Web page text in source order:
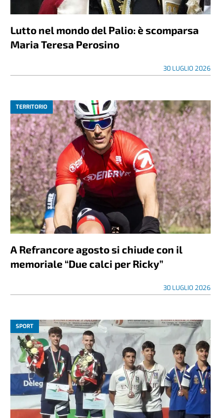
Lutto nel mondo del Palio: è scomparsa
Maria Teresa Perosino
30 LUGLIO 2026
TERRITORIO
A Refrancore agosto si chiude con il
memoriale “Due calci per Ricky”
30 LUGLIO 2026
SPORT